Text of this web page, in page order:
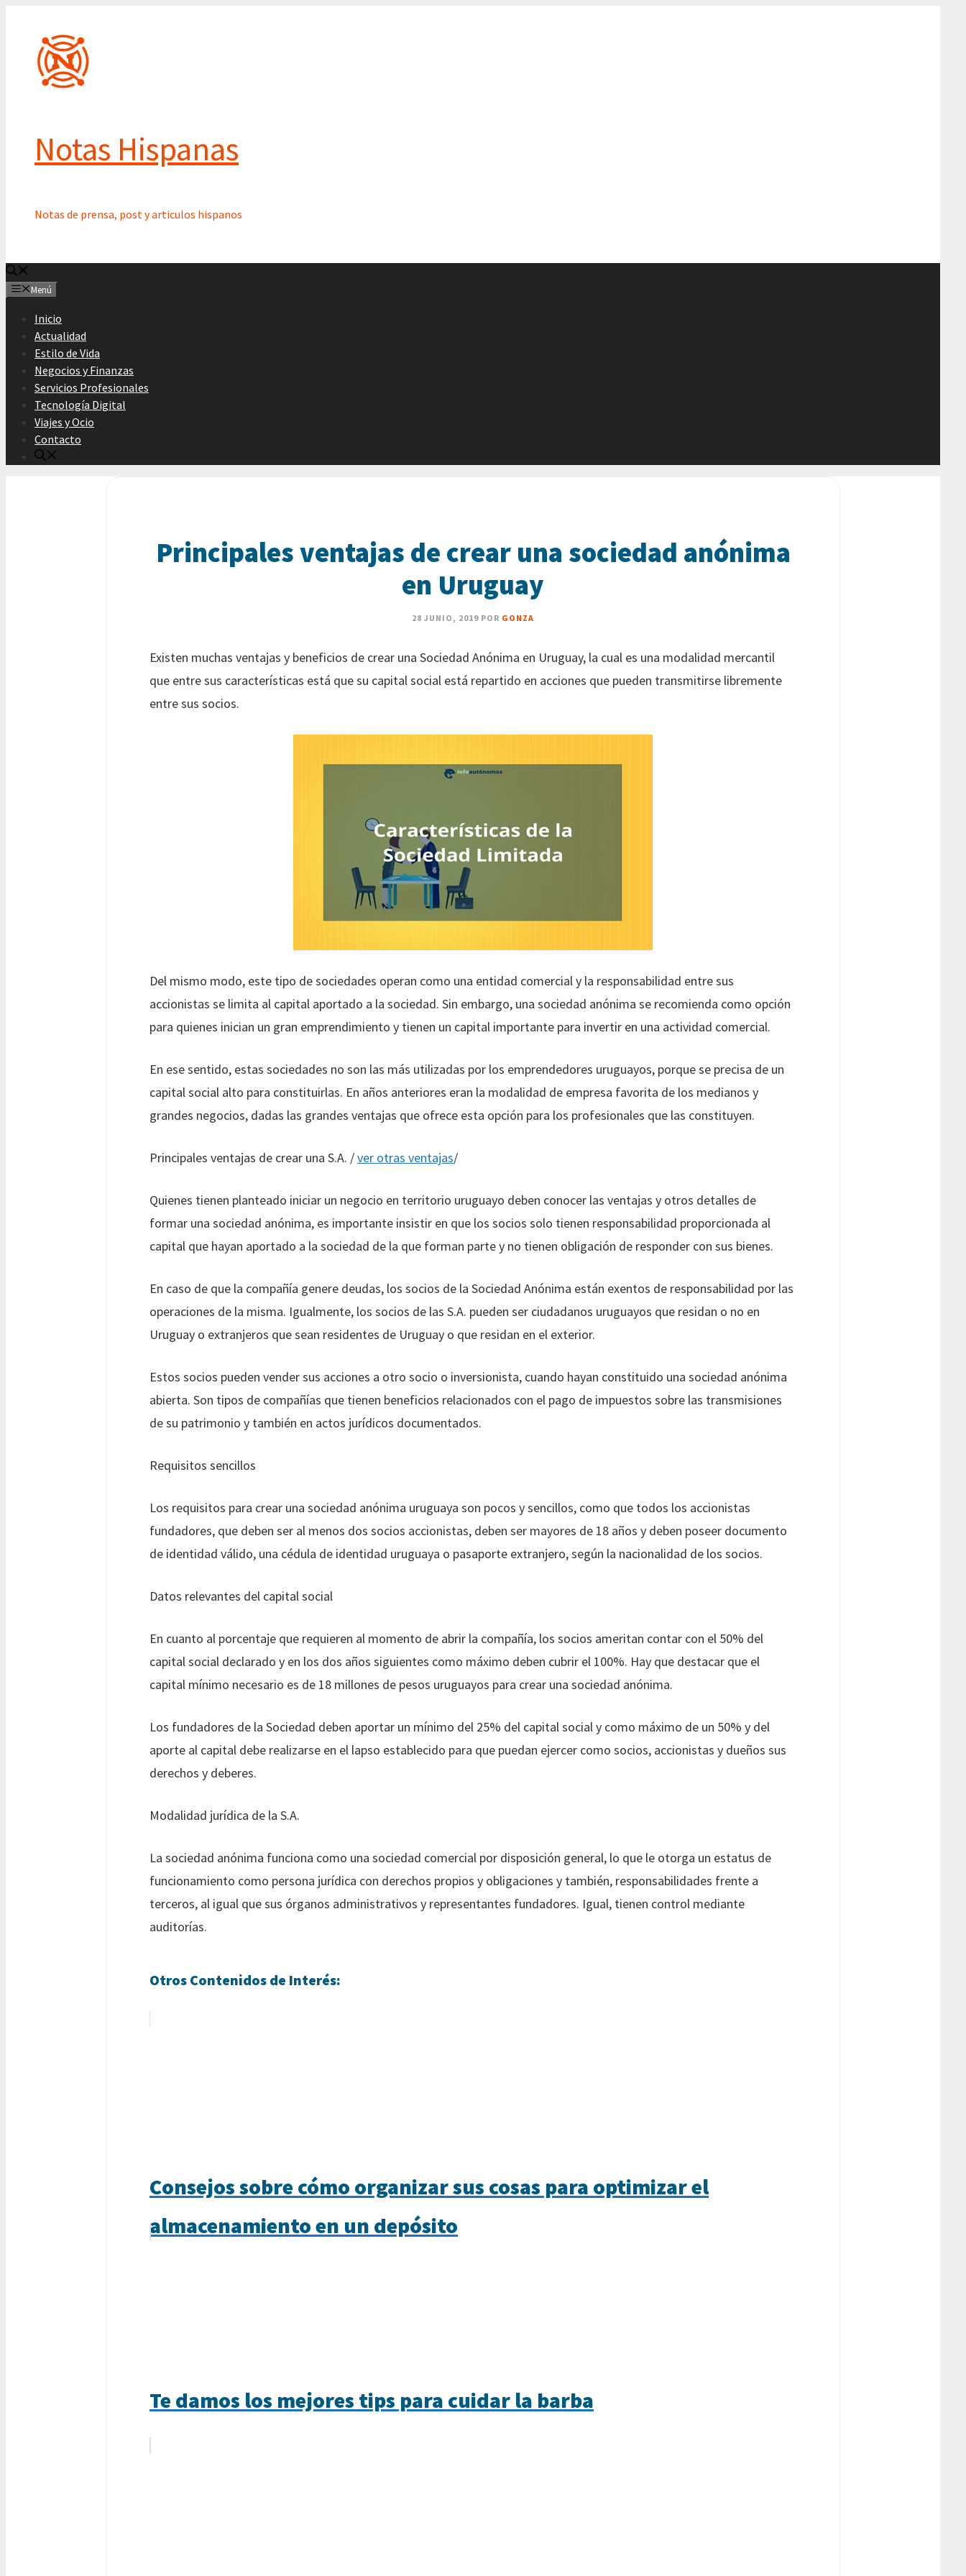
contenido
Notas Hispanas
Notas de prensa, post y articulos hispanos
Menú
Inicio
Actualidad
Estilo de Vida
Negocios y Finanzas
Servicios Profesionales
Tecnología Digital
Viajes y Ocio
Contacto
Principales ventajas de crear una sociedad anónima
en Uruguay
28 JUNIO, 2019 POR GONZA
Existen muchas ventajas y beneficios de crear una Sociedad Anónima en Uruguay, la cual es una modalidad mercantil
que entre sus características está que su capital social está repartido en acciones que pueden transmitirse libremente
entre sus socios.
Del mismo modo, este tipo de sociedades operan como una entidad comercial y la responsabilidad entre sus
accionistas se limita al capital aportado a la sociedad. Sin embargo, una sociedad anónima se recomienda como opción
para quienes inician un gran emprendimiento y tienen un capital importante para invertir en una actividad comercial.
En ese sentido, estas sociedades no son las más utilizadas por los emprendedores uruguayos, porque se precisa de un
capital social alto para constituirlas. En años anteriores eran la modalidad de empresa favorita de los medianos y
grandes negocios, dadas las grandes ventajas que ofrece esta opción para los profesionales que las constituyen.
Principales ventajas de crear una S.A. /ver otras ventajas/
Quienes tienen planteado iniciar un negocio en territorio uruguayo deben conocer las ventajas y otros detalles de
formar una sociedad anónima, es importante insistir en que los socios solo tienen responsabilidad proporcionada al
capital que hayan aportado a la sociedad de la que forman parte y no tienen obligación de responder con sus bienes.
En caso de que la compañía genere deudas, los socios de la Sociedad Anónima están exentos de responsabilidad por las
operaciones de la misma. Igualmente, los socios de las S.A. pueden ser ciudadanos uruguayos que residan o no en
Uruguay o extranjeros que sean residentes de Uruguay o que residan en el exterior.
Estos socios pueden vender sus acciones a otro socio o inversionista, cuando hayan constituido una sociedad anónima
abierta. Son tipos de compañías que tienen beneficios relacionados con el pago de impuestos sobre las transmisiones
de su patrimonio y también en actos jurídicos documentados.
Requisitos sencillos
Los requisitos para crear una sociedad anónima uruguaya son pocos y sencillos, como que todos los accionistas
fundadores, que deben ser al menos dos socios accionistas, deben ser mayores de 18 años y deben poseer documento
de identidad válido, una cédula de identidad uruguaya o pasaporte extranjero, según la nacionalidad de los socios.
Datos relevantes del capital social
En cuanto al porcentaje que requieren al momento de abrir la compañía, los socios ameritan contar con el 50% del
capital social declarado y en los dos años siguientes como máximo deben cubrir el 100%. Hay que destacar que el
capital mínimo necesario es de 18 millones de pesos uruguayos para crear una sociedad anónima.
Los fundadores de la Sociedad deben aportar un mínimo del 25% del capital social y como máximo de un 50% y del
aporte al capital debe realizarse en el lapso establecido para que puedan ejercer como socios, accionistas y dueños sus
derechos y deberes.
Modalidad jurídica de la S.A.
La sociedad anónima funciona como una sociedad comercial por disposición general, lo que le otorga un estatus de
funcionamiento como persona jurídica con derechos propios y obligaciones y también, responsabilidades frente a
terceros, al igual que sus órganos administrativos y representantes fundadores. Igual, tienen control mediante
auditorías.
Otros Contenidos de Interés:
Consejos sobre cómo organizar sus cosas para optimizar el
almacenamiento en un depósito
Te damos los mejores tips para cuidar la barba